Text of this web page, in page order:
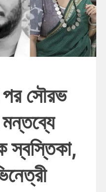
পর সৌরভ
মন্তব্যে
স্বস্তিকা,